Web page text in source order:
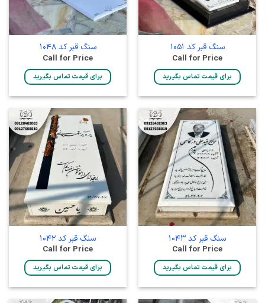
سنگ قبر کد 1051
Call for Price
برای قیمت تماس بگیرید
سنگ قبر کد 1048
Call for Price
برای قیمت تماس بگیرید
سنگ قبر کد 1043
Call for Price
برای قیمت تماس بگیرید
سنگ قبر کد 1042
Call for Price
برای قیمت تماس بگیرید